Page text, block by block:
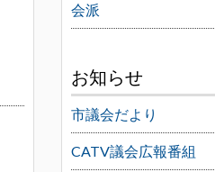
会派
お知らせ
市議会だより
CATV議会広報番組